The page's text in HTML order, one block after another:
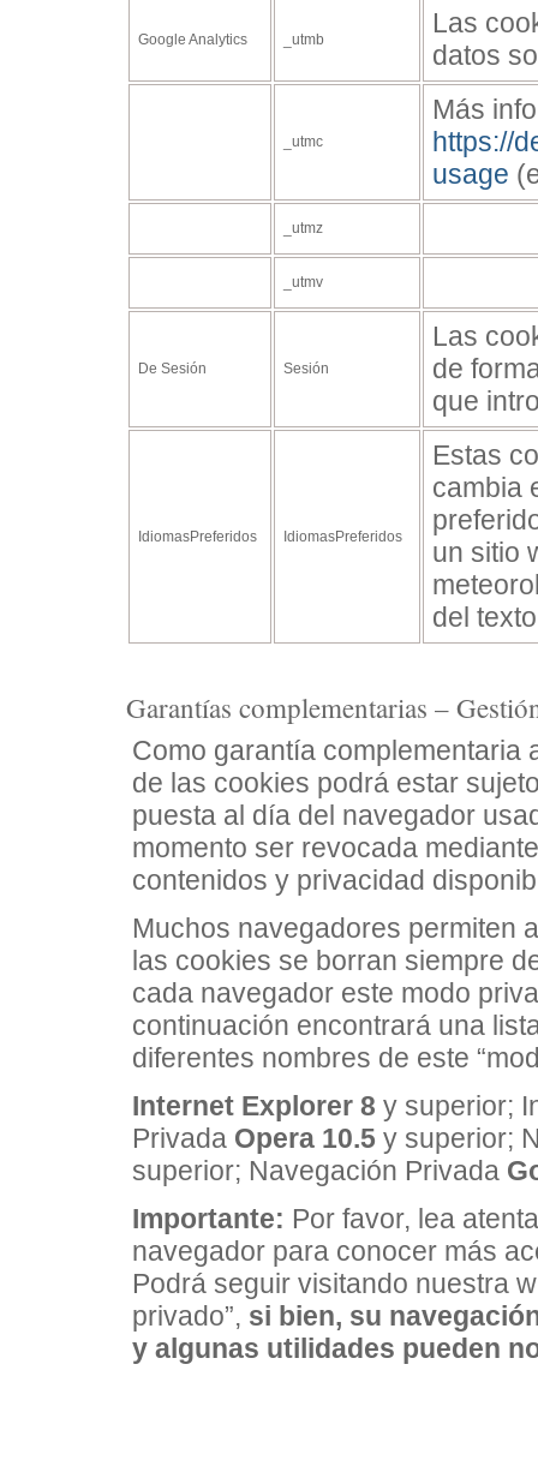
Google Analytics _utmb
Las
datos
_utmc
Más
https://
usage
_utmz
_utmv
De Sesión Sesión
Las
de
que
IdiomasPreferidos IdiomasPreferidos
Estas
cambia
un sitio
del
Garantías complementarias –
Como garantía complementaria
de las cookies podrá estar
puesta al día del navegador
momento ser revocada
contenidos y privacidad
Muchos navegadores permiten
las cookies se borran siempre
cada navegador este modo
continuación encontrará una
diferentes nombres de este
Internet Explorer 8 y superior;
Privada Opera 10.5 y superior;
superior; Navegación Privada
Importante: Por favor, lea
navegador para conocer más
Podrá seguir visitando nuestra
privado”, si bien, su
y algunas utilidades pueden